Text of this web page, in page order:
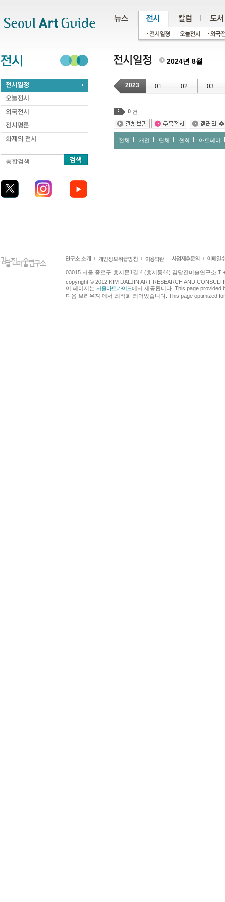
통합검색
2024년 8월
2023 01 02 03
0 건
전체 개인 단체 협회 아트페어
03015 서울 종로구 홍지문1길 4 (홍지동44) 김달진미술연구소 T
copyright © 2012 KIM DALJIN ART RESEARCH AND
이 페이지는 서울아트가이드에서 제공됩니다. This page provided
다음 브라우져 에서 최적화 되어있습니다. This page optimized